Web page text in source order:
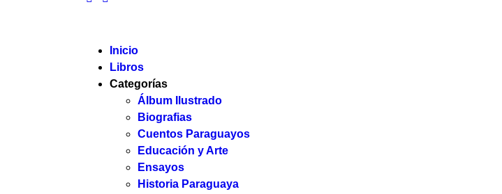
Inicio
Libros
Categorías
Álbum Ilustrado
Biografias
Cuentos Paraguayos
Educación y Arte
Ensayos
Historia Paraguaya